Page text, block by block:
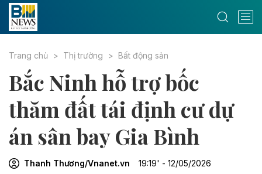
Trang chủ Thị trường Bất động sản
Bắc Ninh hỗ trợ bốc
thăm đất tái định cư dự
án sân bay Gia Bình
Thanh Thương/Vnanet.vn 19:19' - 12/05/2026